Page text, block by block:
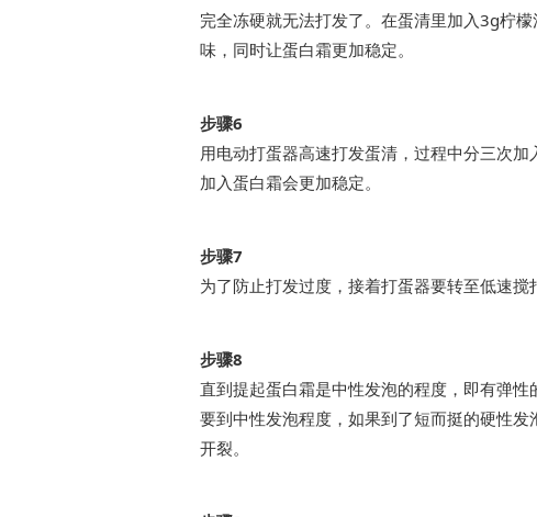
完全冻硬就无法打发了。在蛋清里加入3g柠
味，同时让蛋白霜更加稳定。
步骤6
用电动打蛋器高速打发蛋清，过程中分三次
加入蛋白霜会更加稳定。
步骤7
为了防止打发过度，接着打蛋器要转至低速搅
步骤8
直到提起蛋白霜是中性发泡的程度，即有弹性
要到中性发泡程度，如果到了短而挺的硬性发
开裂。